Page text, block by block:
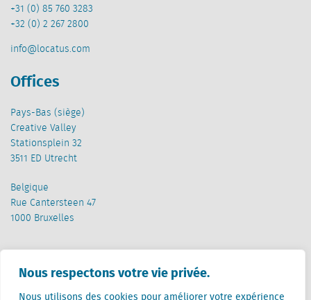
Nous respectons votre vie privée.
Nous utilisons des cookies pour améliorer votre expérience
+31 (0) 85 760 3283
+32 (0) 2 267 2800
info@locatus.com
Offices
Pays-Bas (siège)
Creative Valley
Stationsplein 32
3511 ED Utrecht
Belgique
Rue Cantersteen 47
1000 Bruxelles